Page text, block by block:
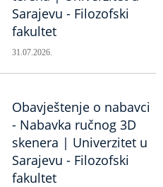
Sarajevu - Filozofski
fakultet
31.07.2026.
Obavještenje o nabavci
- Nabavka ručnog 3D
skenera | Univerzitet u
Sarajevu - Filozofski
fakultet